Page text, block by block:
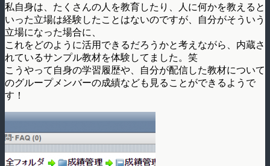
私自身は、たくさんの人を教育したり、人に何かを教えると
いった立場は経験したことはないのですが、自分がそういう
立場になった場合に、
これをどのように活用できるだろうかと考えながら、内蔵さ
れているサンプル教材を体験してました。笑
こうやって自身の学習履歴や、自分が配信した教材について
のグループメンバーの成績なども見ることができるようで
す！